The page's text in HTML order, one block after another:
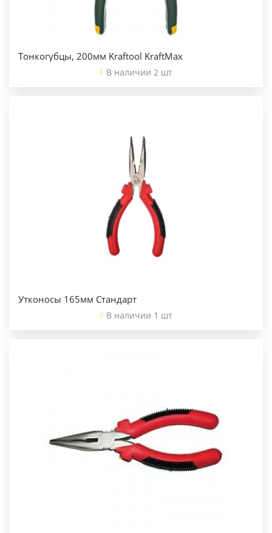
Тонкогубцы, 200мм Kraftool KraftMax
В наличии 2 шт
Утконосы 165мм Стандарт
В наличии 1 шт